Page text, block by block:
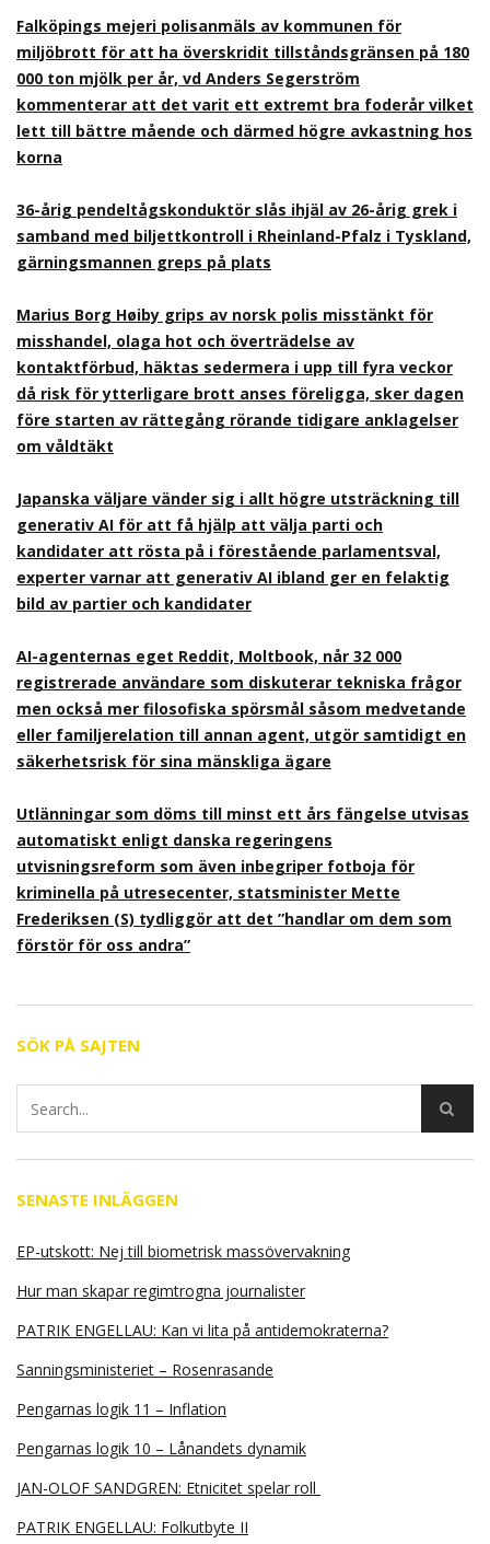
Falköpings mejeri polisanmäls av kommunen för
miljöbrott för att ha överskridit tillståndsgränsen på 180
000 ton mjölk per år, vd Anders Segerström
kommenterar att det varit ett extremt bra foderår vilket
lett till bättre mående och därmed högre avkastning hos
korna
36-årig pendeltågskonduktör slås ihjäl av 26-årig grek i
samband med biljettkontroll i Rheinland-Pfalz i Tyskland,
gärningsmannen greps på plats
Marius Borg Høiby grips av norsk polis misstänkt för
misshandel, olaga hot och överträdelse av
kontaktförbud, häktas sedermera i upp till fyra veckor
då risk för ytterligare brott anses föreligga, sker dagen
före starten av rättegång rörande tidigare anklagelser
om våldtäkt
Japanska väljare vänder sig i allt högre utsträckning till
generativ AI för att få hjälp att välja parti och
kandidater att rösta på i förestående parlamentsval,
experter varnar att generativ AI ibland ger en felaktig
bild av partier och kandidater
AI-agenternas eget Reddit, Moltbook, når 32 000
registrerade användare som diskuterar tekniska frågor
men också mer filosofiska spörsmål såsom medvetande
eller familjerelation till annan agent, utgör samtidigt en
säkerhetsrisk för sina mänskliga ägare
Utlänningar som döms till minst ett års fängelse utvisas
automatiskt enligt danska regeringens
utvisningsreform som även inbegriper fotboja för
kriminella på utresecenter, statsminister Mette
Frederiksen (S) tydliggör att det ”handlar om dem som
förstör för oss andra”
SÖK PÅ SAJTEN
SENASTE INLÄGGEN
EP-utskott: Nej till biometrisk massövervakning
Hur man skapar regimtrogna journalister
PATRIK ENGELLAU: Kan vi lita på antidemokraterna?
Sanningsministeriet – Rosenrasande
Pengarnas logik 11 – Inflation
Pengarnas logik 10 – Lånandets dynamik
JAN-OLOF SANDGREN: Etnicitet spelar roll
PATRIK ENGELLAU: Folkutbyte II